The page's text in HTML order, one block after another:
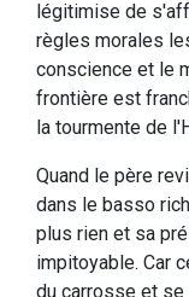
légitimise de
règles morales
conscience et le
frontière est
la tourmente de
Quand le père
dans le basso
plus rien et sa
impitoyable. Car
du carrosse et